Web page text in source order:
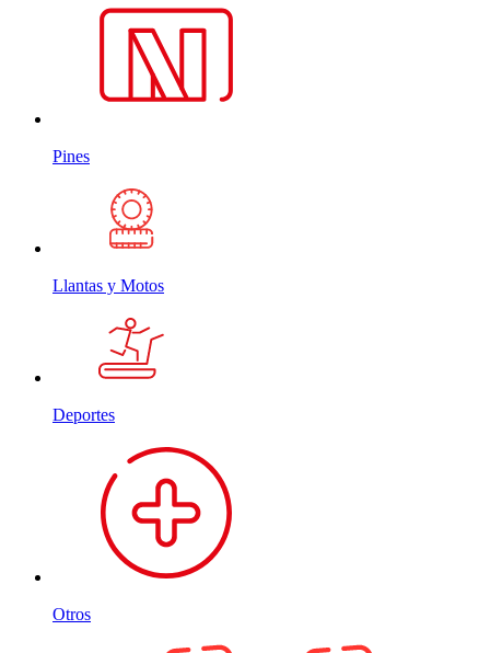
Pines
Llantas y Motos
Deportes
Otros